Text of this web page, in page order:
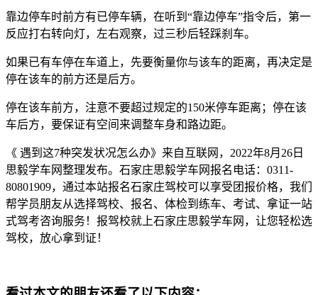
靠边停车时前方有已停车辆，在听到“靠边停车”指令后，第一
反应打右转向灯，左右观察，过三秒后轻踩刹车。
如果已有车停在车道上，先要衡量你与该车的距离，再决定是
停在该车的前方还是后方。
停在该车前方，注意不要超过规定的150米停车距离；停在该
车后方，要保证有空间来调整车身和路边距。
《 遇到这7种突发状况怎么办》来自互联网，2022年8月26日
思毅学车网整理发布。石家庄思毅学车网报名电话：0311-
80801909，通过本站报名石家庄驾校可以享受团报价格，我们
帮学员朋友从选择驾校、报名、体检到练车、考试、拿证一站
式驾考咨询服务！报驾校就上石家庄思毅学车网，让您轻松选
驾校，放心拿到证！